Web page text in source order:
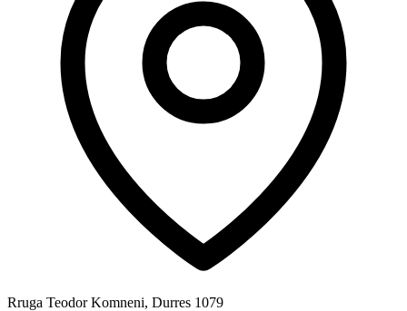
Rruga Teodor Komneni, Durres 1079